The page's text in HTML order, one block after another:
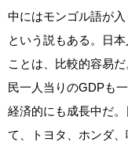
中にはモンゴル語が
という説もある。日
ことは、比較的容易
民一人当りのGDPも
経済的にも成長中だ
て、トヨタ、ホンダ